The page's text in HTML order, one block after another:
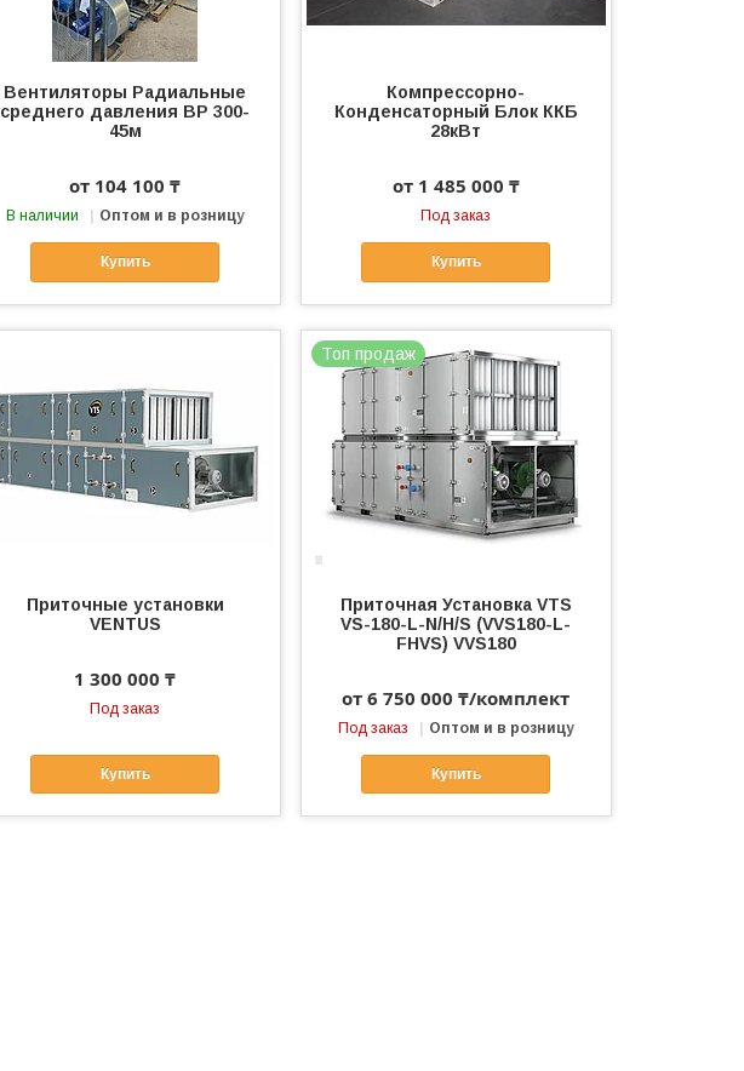
Вентиляторы Радиальные
среднего давления ВР 300-
45м
от 104 100 ₸
В наличии Оптом и в розницу
Купить
Компрессорно-
Конденсаторный Блок ККБ
28кВт
от 1 485 000 ₸
Под заказ
Купить
Приточные установки
VENTUS
1 300 000 ₸
Под заказ
Купить
Топ продаж
Приточная Установка VTS
VS-180-L-N/H/S (VVS180-L-
FHVS) VVS180
от 6 750 000 ₸/комплект
Под заказ Оптом и в розницу
Купить